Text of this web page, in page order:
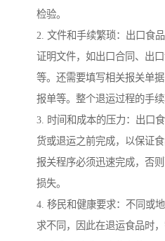
检验。
2. 文件和手续繁琐：出口食
证明文件，如出口合同、出
等。还需要填写相关报关单
报单等。整个退运过程的手续
3. 时间和成本的压力：出口
货或退运之前完成，以保证
报关程序必须迅速完成，否
损失。
4. 移民和健康要求：不同或
求不同，因此在退运食品时